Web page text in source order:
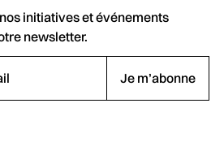
initiatives et événements
newsletter.
Je m’abonne